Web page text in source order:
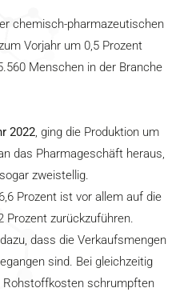
chemisch-pharmazeutischen
Vorjahr um 0,5 Prozent
Menschen in der Branche
2022, ging die Produktion um
das Pharmageschäft heraus,
zweistellig.
Prozent ist vor allem auf die
Prozent zurückzuführen.
dass die Verkaufsmengen
sind. Bei gleichzeitig
Rohstoffkosten schrumpften